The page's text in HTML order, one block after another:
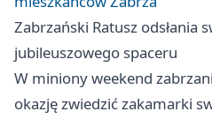
Zabrzański Ratusz odsłania
jubileuszowego spaceru
W miniony weekend
okazję zwiedzić zakamarki